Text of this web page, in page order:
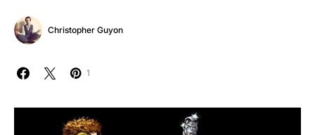
Christopher Guyon
1